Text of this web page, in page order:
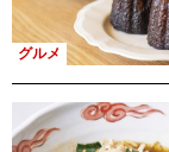
グルメ